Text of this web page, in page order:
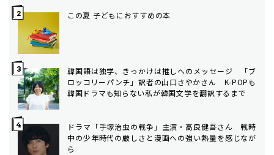
この夏 子どもにおすすめの本
韓国語は独学、きっかけは推しへのメッセージ 「ブ
ロッコリーパンチ」訳者の山口さやかさん K-POPも
韓国ドラマも知らない私が韓国文学を翻訳するまで
ドラマ「手塚治虫の戦争」主演・高良健吾さん 戦時
中の少年時代の厳しさと漫画への強い熱量を感じなが
ら